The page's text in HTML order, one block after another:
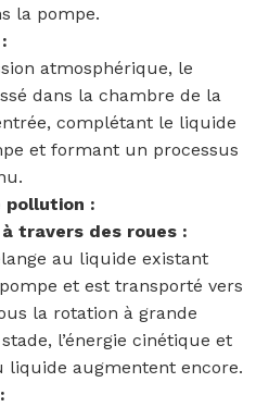
la pompe.
atmosphérique, le
dans la chambre de la
complétant le liquide
et formant un processus
pollution :
travers des roues :
au liquide existant
et est transporté vers
la rotation à grande
l’énergie cinétique et
liquide augmentent encore.